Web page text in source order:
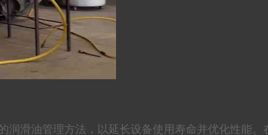
滑油管理方法，以延长设备使用寿命并优化性能。